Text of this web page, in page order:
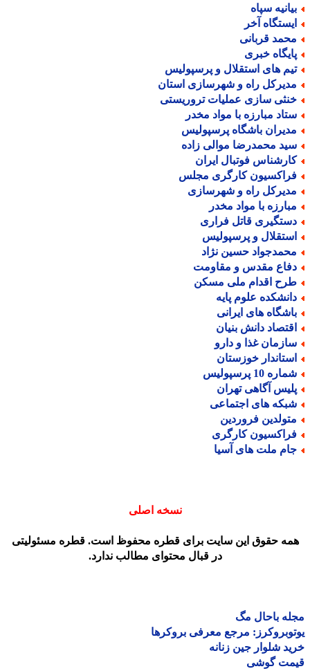
سپاه
آخر
قربانی
خبری
های استقلال و پرسپولیس
راه و شهرسازی استان
سازی عملیات تروریستی
مبارزه با مواد مخدر
باشگاه پرسپولیس
محمدرضا موالی زاده
فوتبال ایران
کارگری مجلس
راه و شهرسازی
با مواد مخدر
قاتل فراری
و پرسپولیس
حسین نژاد
مقدس و مقاومت
اقدام ملی مسکن
علوم پایه
های ایرانی
دانش بنیان
غذا و دارو
خوزستان
10 پرسپولیس
آگاهی تهران
های اجتماعی
فروردین
کارگری
ملت های آسیا
نسخه اصلی
حقوق این سایت برای قطره محفوظ است. قطره مسئولیتی
در قبال محتوای مطالب ندارد.
باحال مگ
مرجع معرفی بروکرها
شلوار جین زنانه
گوشی